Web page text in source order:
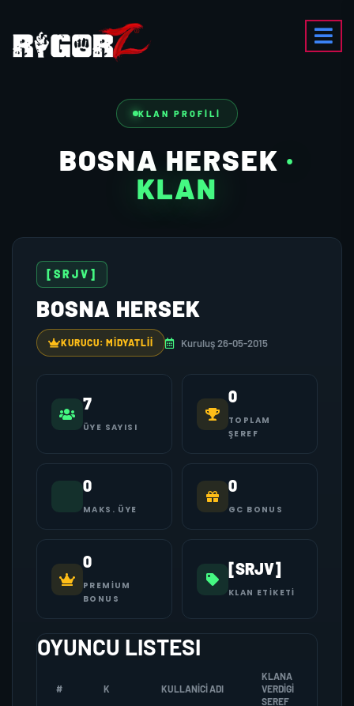
KLAN PROFILI
BOSNA HERSEK ·
KLAN
[SRJV]
BOSNA HERSEK
KURUCU: MIDYATLII Kuruluş 26-05-2015
7
ÜYE SAYISI
0
TOPLAM
ŞEREF
0
MAKS. ÜYE
0
GC BONUS
0
PREMIUM
BONUS
[SRJV]
KLAN ETIKETI
OYUNCU LISTESI
# K KULLANICI ADI
KLANA
VERDIGI
SEREF